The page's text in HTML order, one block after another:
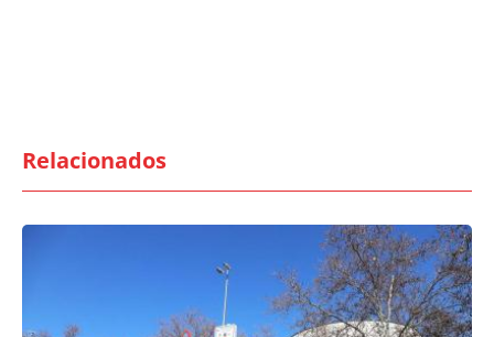
Relacionados